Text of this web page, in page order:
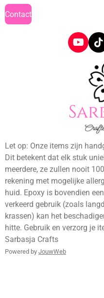
Contact
Y
o
T
i
k
T
o
k
Let op: Onze items zijn
Dit betekent dat elk stuk
meerdere, ze zullen nooit
rekening met mogelijke
huid. Epoxy is bovendien
verkeerd gebruik (zoals
krassen) kan het
hitte. Gebruik en verzorg je
Sarbasja Crafts
Powered by JouwWeb